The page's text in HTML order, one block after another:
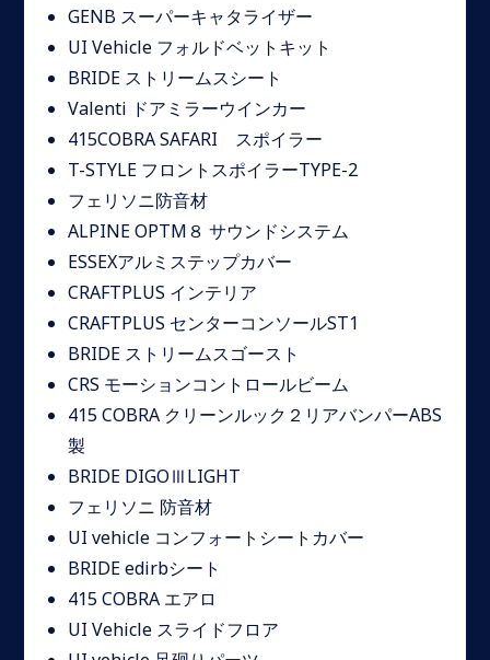
GENB スーパーキャタライザー
UI Vehicle フォルドベットキット
BRIDE ストリームスシート
Valenti ドアミラーウインカー
415COBRA SAFARI スポイラー
T-STYLE フロントスポイラーTYPE-2
フェリソニ防音材
ALPINE OPTM８ サウンドシステム
ESSEXアルミステップカバー
CRAFTPLUS インテリア
CRAFTPLUS センターコンソールST1
BRIDE ストリームスゴースト
CRS モーションコントロールビーム
415 COBRA クリーンルック２リアバンパーABS
製
BRIDE DIGOⅢLIGHT
フェリソニ 防音材
UI vehicle コンフォートシートカバー
BRIDE edirbシート
415 COBRA エアロ
UI Vehicle スライドフロア